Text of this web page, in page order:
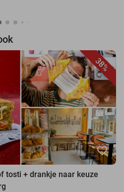
38%
favorite_border
tosti + drankje naar keuze